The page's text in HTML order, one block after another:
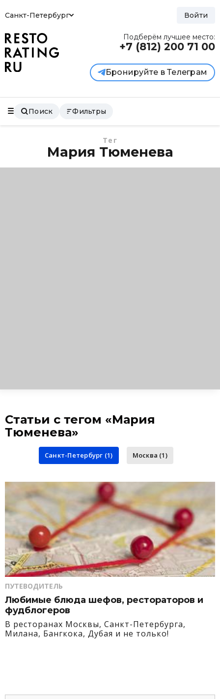
Санкт-Петербург Войти
Подберём лучшее место:
+7 (812) 200 71 00
Бронируйте в Телеграм
Поиск Фильтры
Тег
Мария Тюменева
Статьи с тегом «Мария
Тюменева»
Санкт-Петербург (1) Москва (1)
ПУТЕВОДИТЕЛЬ
Любимые блюда шефов, рестораторов и
фудблогеров
В ресторанах Москвы, Санкт-Петербурга,
Милана, Бангкока, Дубая и не только!